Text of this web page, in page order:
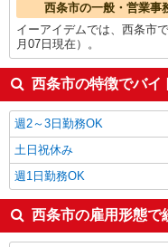
西条市の一般・営業事
イーアイデムでは、西条市
月07日現在）。
西条市の特徴でバイ
週2～3日勤務OK
土日祝休み
週1日勤務OK
西条市の雇用形態で